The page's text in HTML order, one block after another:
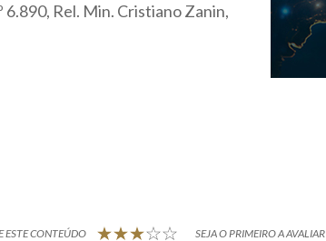
Rel. Min. Cristiano Zanin,
ESTE CONTEÚDO SEJA O PRIMEIRO A AVALIAR